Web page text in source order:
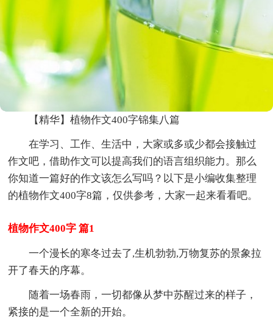
【精华】植物作文400字锦集八篇
在学习、工作、生活中，大家或多或少都会接触过
作文吧，借助作文可以提高我们的语言组织能力。那么
你知道一篇好的作文该怎么写吗？以下是小编收集整理
的植物作文400字8篇，仅供参考，大家一起来看看吧。
植物作文400字 篇1
一个漫长的寒冬过去了,生机勃勃,万物复苏的景象拉
开了春天的序幕。
随着一场春雨，一切都像从梦中苏醒过来的样子，
紧接的是一个全新的开始。